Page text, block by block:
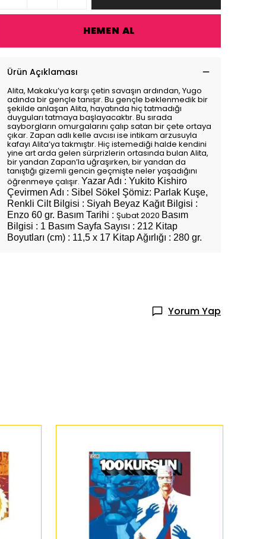
HEMEN AL
Ürün Açıklaması
Alita, Makaku’ya karşı çetin savaşın ardından, Yugo
adında bir gençle tanışır. Bu gençle beklenmedik bir
şekilde anlaşan Alita, hayatında hiç tatmadığı
duyguları tatmaya başlayacaktır. Bu sırada
sayborgların omurgalarını çalıp satan bir çete ortaya
çıkar. Zapan adlı kelle avcısı ise intikam arzusuyla
kafayı Alita’ya takmıştır. Hiç istemediği halde kendini
yine art arda gelen sürprizlerin ortasında bulan Alita,
bir yandan Zapan’la uğraşırken, bir yandan da
tanıştığı gizemli gencin geçmişte neler yaşadığını
öğrenmeye çalışır. Yazar Adı : Yukito Kishiro
Çevirmen Adı : Sibel Sökel Şömiz: Parlak Kuşe,
Renkli Cilt Bilgisi : Siyah Beyaz Kağıt Bilgisi :
Enzo 60 gr. Basım Tarihi : Şubat 2020 Basım
Bilgisi : 1 Basım Sayfa Sayısı : 212 Kitap
Boyutları (cm) : 11,5 x 17 Kitap Ağırlığı : 280 gr.
Yorum Yap